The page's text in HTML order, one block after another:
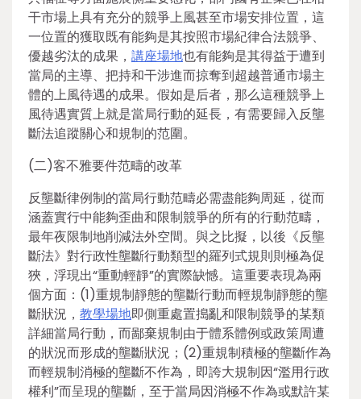
干市場上具有充分的競爭上風甚至市場安排位置，這
一位置的獲取既有能夠是其按照市場紀律合法競爭、
優越劣汰的成果， 講座場地也有能夠是其得益于遭到
當局的主導、把持和干涉進而掠奪到超越普通市場主
體的上風待遇的成果。假如是后者，那么這種競爭上
風待遇實質上就是當局行動的延長，有需要歸入反壟
斷法追蹤關心和規制的范圍。
(二)客不雅要件范疇的改革
反壟斷律例制的當局行動范疇必需盡能夠周延，從而
涵蓋實行中能夠歪曲和限制競爭的所有的行動范疇，
最年夜限制地削減法外空間。與之比擬，以後《反壟
斷法》對行政性壟斷行動類型的羅列式規則則極為促
狹，浮現出“重動輕靜”的實際缺憾。這重要表現為兩
個方面：(1)重規制靜態的壟斷行動而輕規制靜態的壟
斷狀況， 教學場地即側重處置搗亂和限制競爭的某類
詳細當局行動，而鄙棄規制由于體系體例或政策周遭
的狀況而形成的壟斷狀況；(2)重規制積極的壟斷作為
而輕規制消極的壟斷不作為，即誇大規制因“濫用行政
權利”而呈現的壟斷，至于當局因消極不作為或默許某